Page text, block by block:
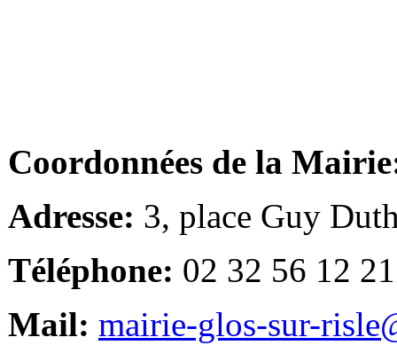
Coordonnées de la
Adresse: 3, place Guy
Téléphone: 02 32 56 12 21
Mail: mairie-glos-sur-